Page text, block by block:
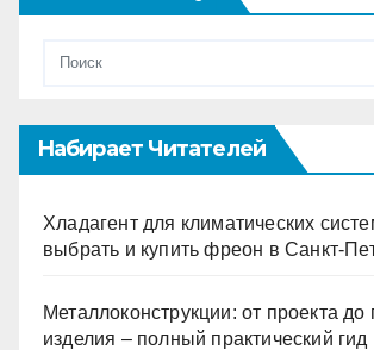
Набирает Читателей
Хладагент для климатических
выбрать и купить фреон в Санкт-
Металлоконструкции: от проекта до
изделия – полный практический гид